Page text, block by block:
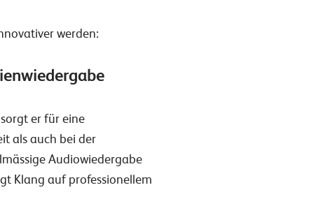
werden:
er für eine
als auch bei der
Audiowiedergabe
Klang auf professionellem